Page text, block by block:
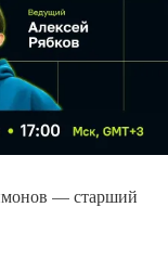
— старший